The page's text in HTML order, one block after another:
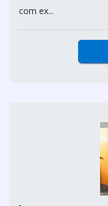
com ex...